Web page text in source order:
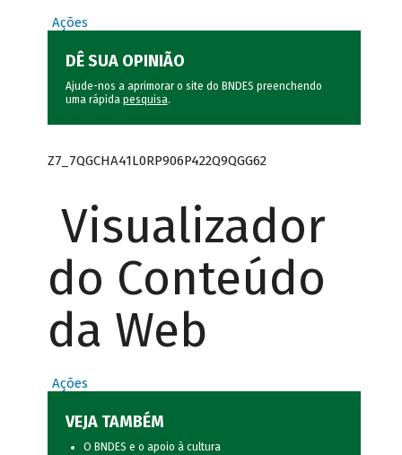
Ações
DÊ SUA OPINIÃO
Ajude-nos a aprimorar o site do BNDES preenchendo
uma rápida pesquisa.
Z7_7QGCHA41L0RP906P422Q9QGG62
Visualizador
do Conteúdo
da Web
Ações
VEJA TAMBÉM
O BNDES e o apoio à cultura